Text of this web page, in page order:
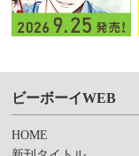
ビーボーイWEB
HOME